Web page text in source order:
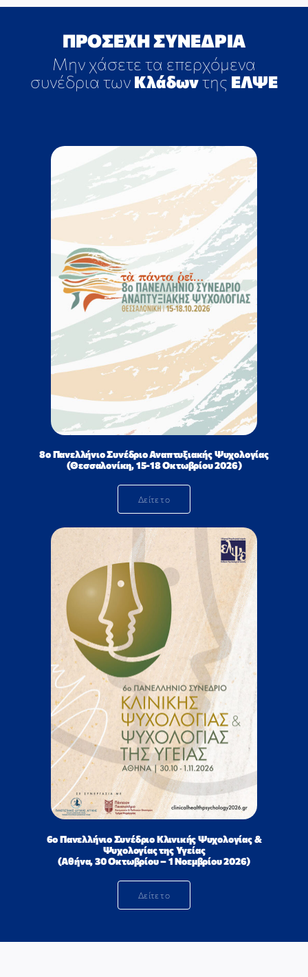
ΕΠΙΚΟΙΝΩΝΙΑ
ΠΡΟΣΕΧΗ ΣΥΝΕΔΡΙΑ
Μην χάσετε τα επερχόμενα
συνέδρια των Κλάδωντης ΕΛΨΕ
8ο Πανελλήνιο Συνέδριο Αναπτυξιακής Ψυχολογίας
(Θεσσαλονίκη, 15-18 Οκτωβρίου 2026)
Δείτε το
6ο Πανελλήνιο Συνέδριο Κλινικής Ψυχολογίας &
Ψυχολογίας της Υγείας
(Αθήνα, 30 Οκτωβρίου – 1 Νοεμβρίου 2026)
Δείτε το